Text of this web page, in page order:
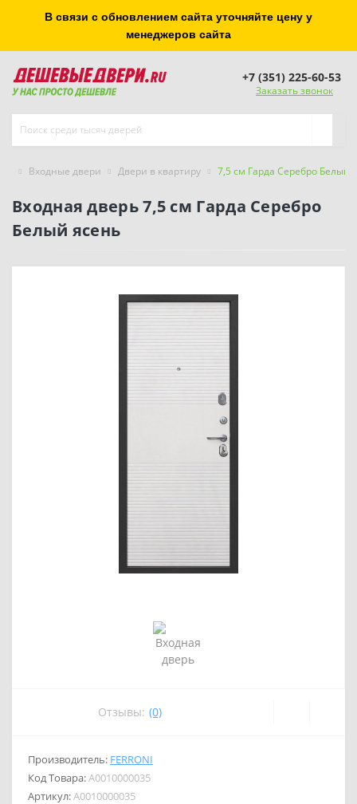
В связи с обновлением сайта уточняйте цену у
менеджеров сайта
+7 (351) 225-60-53
Заказать звонок
Входные двери Двери в квартиру 7,5 см Гарда Серебро Белый
Входная дверь 7,5 см Гарда Серебро
Белый ясень
Отзывы: (0)
Производитель: FERRONI
Код Товара:A0010000035
Артикул:A0010000035